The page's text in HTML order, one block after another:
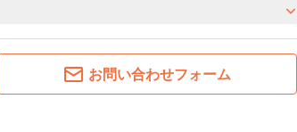
お問い合わせフォーム